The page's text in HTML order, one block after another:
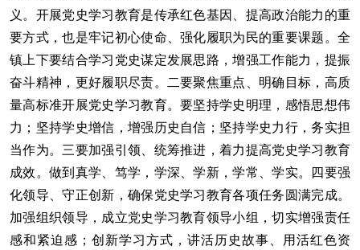
义。开展党史学习教育是传承红色基因、提高政治能力的重
要方式，也是牢记初心使命、强化履职为民的重要课题。全
镇上下要结合学习党史谋定发展思路，增强工作能力，提振
奋斗精神，更好履职尽责。二要聚焦重点、明确目标，高质
量高标准开展党史学习教育。要坚持学史明理，感悟思想伟
力；坚持学史增信，增强历史自信；坚持学史力行，务实担
当作为。三要加强引领、统筹推进，着力提高党史学习教育
成效。做到真学、笃学，学深、学新，学常、学实。四要强
化领导、守正创新，确保党史学习教育各项任务圆满完成。
加强组织领导，成立党史学习教育领导小组，切实增强责任
感和紧迫感；创新学习方式，讲活历史故事、用活红色资